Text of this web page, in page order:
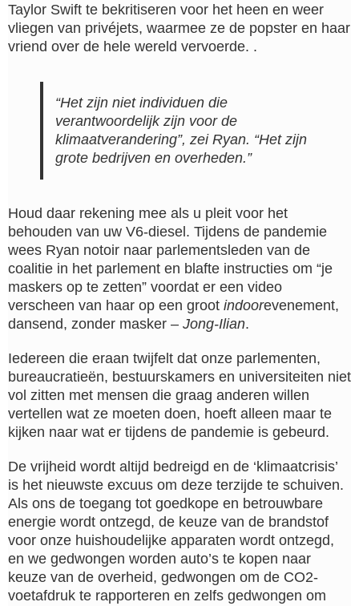
Taylor Swift te bekritiseren voor het heen en weer
vliegen van privéjets, waarmee ze de popster en haar
vriend over de hele wereld vervoerde. .
“Het zijn niet individuen die
verantwoordelijk zijn voor de
klimaatverandering”, zei Ryan. “Het zijn
grote bedrijven en overheden.”
Houd daar rekening mee als u pleit voor het
behouden van uw V6-diesel. Tijdens de pandemie
wees Ryan notoir naar parlementsleden van de
coalitie in het parlement en blafte instructies om “je
maskers op te zetten” voordat er een video
verscheen van haar op een groot indoorevenement,
dansend, zonder masker – Jong-Ilian.
Iedereen die eraan twijfelt dat onze parlementen,
bureaucratieën, bestuurskamers en universiteiten niet
vol zitten met mensen die graag anderen willen
vertellen wat ze moeten doen, hoeft alleen maar te
kijken naar wat er tijdens de pandemie is gebeurd.
De vrijheid wordt altijd bedreigd en de ‘klimaatcrisis’
is het nieuwste excuus om deze terzijde te schuiven.
Als ons de toegang tot goedkope en betrouwbare
energie wordt ontzegd, de keuze van de brandstof
voor onze huishoudelijke apparaten wordt ontzegd,
en we gedwongen worden auto’s te kopen naar
keuze van de overheid, gedwongen om de CO2-
voetafdruk te rapporteren en zelfs gedwongen om